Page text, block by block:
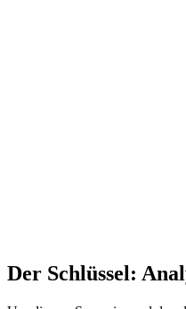
Der Schlüssel: